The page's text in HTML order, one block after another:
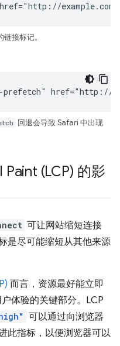
接标记。
href="http://
回退会导致 Safari 中出现
(LCP) 的影
可让网站缩短连接
是尽可能缩短从其他来源
而言，资源最好能立即
体验的关键部分。LCP
可以通过向浏览器
此指标，以便浏览器可以